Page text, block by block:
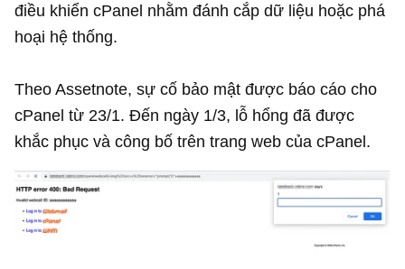
điều khiển cPanel nhằm đánh cắp dữ liệu hoặc phá
hoại hệ thống.
Theo Assetnote, sự cố bảo mật được báo cáo cho
cPanel từ 23/1. Đến ngày 1/3, lỗ hổng đã được
khắc phục và công bố trên trang web của cPanel.